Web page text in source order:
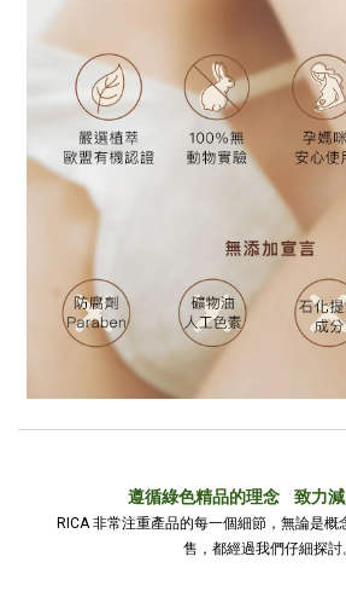
遵循綠色精品的理念 致力
RICA 非常注重產品的每一個細節，無論是概
售，都經過我們仔細探討